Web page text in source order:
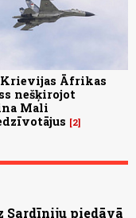
Krievijas Āfrikas
nešķirojot
Mali
2
Sardīniju piedāvā